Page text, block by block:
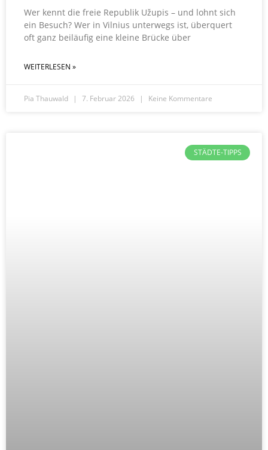
Wer kennt die freie Republik Užupis – und lohnt sich
ein Besuch? Wer in Vilnius unterwegs ist, überquert
oft ganz beiläufig eine kleine Brücke über
WEITERLESEN »
Pia Thauwald 7. Februar 2026 Keine Kommentare
STÄDTE-TIPPS